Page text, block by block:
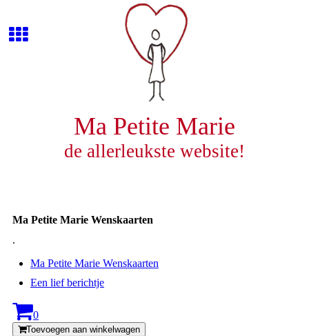
Ma Petite Marie
de allerleukste website!
Ma Petite Marie Wenskaarten
.
Ma Petite Marie Wenskaarten
Een lief berichtje
0
Toevoegen aan winkelwagen